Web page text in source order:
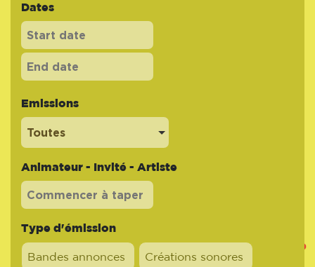
Dates
Emissions
Toutes
Animateur - Invité - Artiste
Type d'émission
Bandes annonces Créations sonores